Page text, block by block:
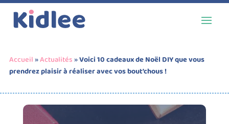
Accueil»Actualités»Voici 10 cadeaux de Noël DIY que vous
prendrez plaisir à réaliser avec vos bout’chous !